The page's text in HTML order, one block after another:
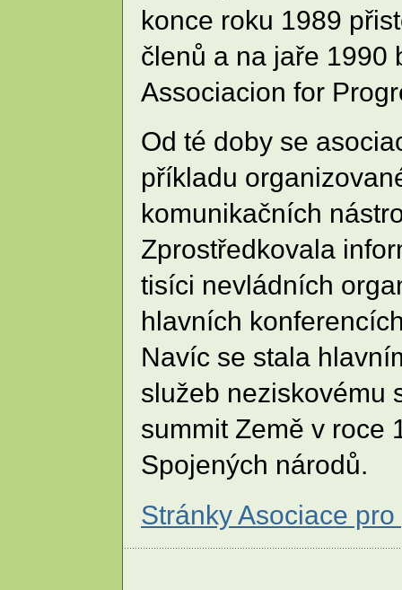
konce roku 1989
členů a na jaře 1990
Associacion for
Od té doby se
příkladu
komunikačních
Zprostředkovala
tisíci nevládních
hlavních
Navíc se stala
služeb neziskovému
summit Země v roce
Spojených národů.
Stránky Asociace